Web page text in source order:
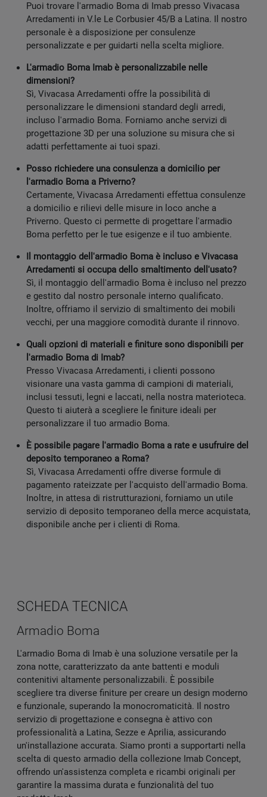
Puoi trovare l'armadio Boma di Imab presso Vivacasa
Arredamenti in V.le Le Corbusier 45/B a Latina. Il nostro
personale è a disposizione per consulenze
personalizzate e per guidarti nella scelta migliore.
L'armadio Boma Imab è personalizzabile nelle
dimensioni?
Sì, Vivacasa Arredamenti offre la possibilità di
personalizzare le dimensioni standard degli arredi,
incluso l'armadio Boma. Forniamo anche servizi di
progettazione 3D per una soluzione su misura che si
adatti perfettamente ai tuoi spazi.
Posso richiedere una consulenza a domicilio per
l'armadio Boma a Priverno?
Certamente, Vivacasa Arredamenti effettua consulenze
a domicilio e rilievi delle misure in loco anche a
Priverno. Questo ci permette di progettare l'armadio
Boma perfetto per le tue esigenze e il tuo ambiente.
Il montaggio dell'armadio Boma è incluso e Vivacasa
Arredamenti si occupa dello smaltimento dell'usato?
Sì, il montaggio dell'armadio Boma è incluso nel prezzo
e gestito dal nostro personale interno qualificato.
Inoltre, offriamo il servizio di smaltimento dei mobili
vecchi, per una maggiore comodità durante il rinnovo.
Quali opzioni di materiali e finiture sono disponibili per
l'armadio Boma di Imab?
Presso Vivacasa Arredamenti, i clienti possono
visionare una vasta gamma di campioni di materiali,
inclusi tessuti, legni e laccati, nella nostra materioteca.
Questo ti aiuterà a scegliere le finiture ideali per
personalizzare il tuo armadio Boma.
È possibile pagare l'armadio Boma a rate e usufruire del
deposito temporaneo a Roma?
Sì, Vivacasa Arredamenti offre diverse formule di
pagamento rateizzate per l'acquisto dell'armadio Boma.
Inoltre, in attesa di ristrutturazioni, forniamo un utile
servizio di deposito temporaneo della merce acquistata,
disponibile anche per i clienti di Roma.
SCHEDA TECNICA
Armadio Boma
L'armadio Boma di Imab è una soluzione versatile per la
zona notte, caratterizzato da ante battenti e moduli
contenitivi altamente personalizzabili. È possibile
scegliere tra diverse finiture per creare un design moderno
e funzionale, superando la monocromaticità. Il nostro
servizio di progettazione e consegna è attivo con
professionalità a Latina, Sezze e Aprilia, assicurando
un'installazione accurata. Siamo pronti a supportarti nella
scelta di questo armadio della collezione Imab Concept,
offrendo un'assistenza completa e ricambi originali per
garantire la massima durata e funzionalità del tuo